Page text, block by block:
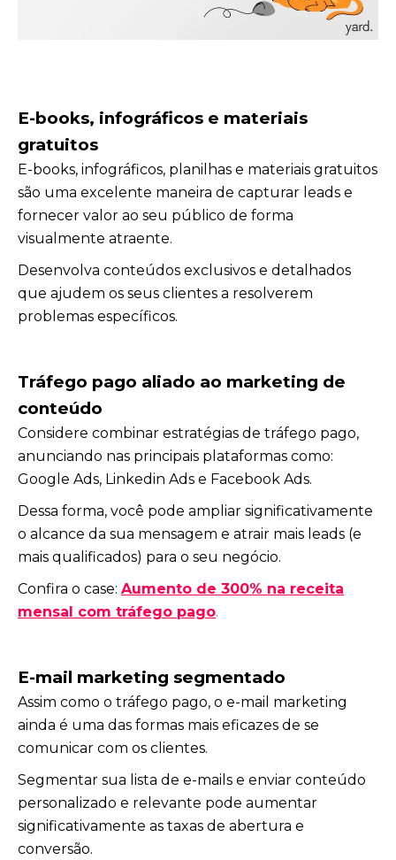
E-books, infográficos e materiais
gratuitos
E-books, infográficos, planilhas e materiais gratuitos
são uma excelente maneira de capturar leads e
fornecer valor ao seu público de forma
visualmente atraente.
Desenvolva conteúdos exclusivos e detalhados
que ajudem os seus clientes a resolverem
problemas específicos.
Tráfego pago aliado ao marketing de
conteúdo
Considere combinar estratégias de tráfego pago,
anunciando nas principais plataformas como:
Google Ads, Linkedin Ads e Facebook Ads.
Dessa forma, você pode ampliar significativamente
o alcance da sua mensagem e atrair mais leads (e
mais qualificados) para o seu negócio.
Confira o case: Aumento de 300% na receita
mensal com tráfego pago.
E-mail marketing segmentado
Assim como o tráfego pago, o e-mail marketing
ainda é uma das formas mais eficazes de se
comunicar com os clientes.
Segmentar sua lista de e-mails e enviar conteúdo
personalizado e relevante pode aumentar
significativamente as taxas de abertura e
conversão.